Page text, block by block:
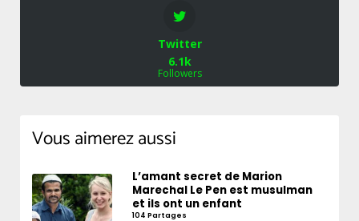
Twitter
6.1k
Followers
Vous aimerez aussi
L’amant secret de Marion
Marechal Le Pen est musulman
et ils ont un enfant
104 Partages